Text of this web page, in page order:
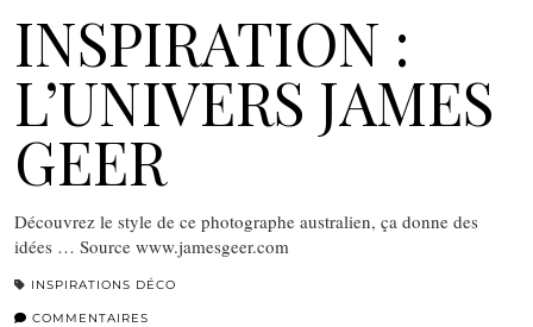
INSPIRATION :
L’UNIVERS JAMES
GEER
Découvrez le style de ce photographe australien, ça donne des
idées … Source www.jamesgeer.com
INSPIRATIONS DÉCO
COMMENTAIRES